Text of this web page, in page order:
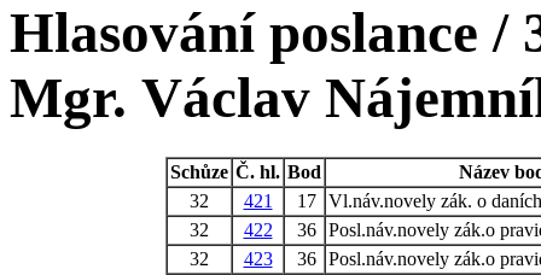
Hlasování poslance /
Mgr. Václav
Schůze Č. hl. Bod
Název
32
421 17 Vl.náv.novely zák. o
32
422 36 Posl.náv.novely zák.o
32
423 36 Posl.náv.novely zák.o